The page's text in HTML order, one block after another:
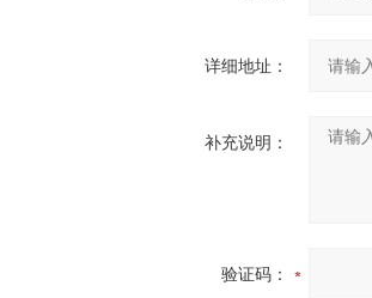
详细地址：
补充说明：
验证码：